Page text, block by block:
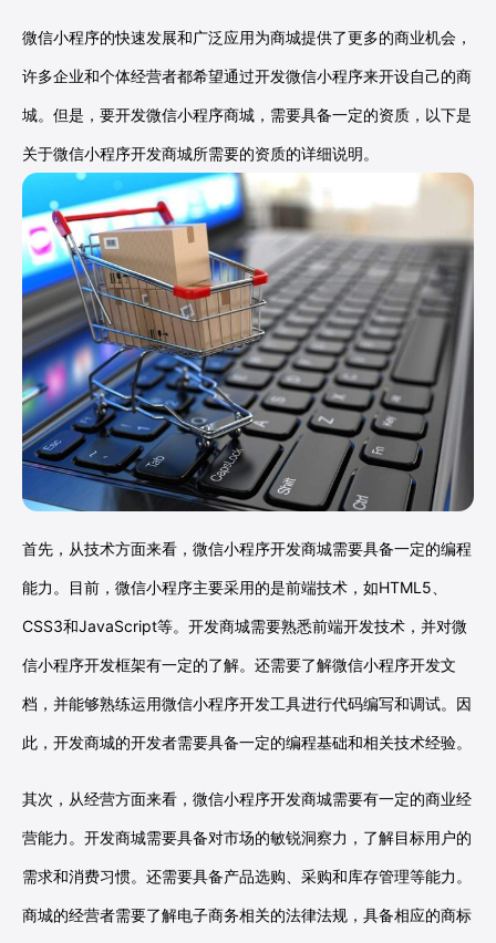
微信小程序的快速发展和广泛应用为商城提供了更多的商业机会，
许多企业和个体经营者都希望通过开发微信小程序来开设自己的商
城。但是，要开发微信小程序商城，需要具备一定的资质，以下是
关于微信小程序开发商城所需要的资质的详细说明。
首先，从技术方面来看，微信小程序开发商城需要具备一定的编程
能力。目前，微信小程序主要采用的是前端技术，如HTML5、
CSS3和JavaScript等。开发商城需要熟悉前端开发技术，并对微
信小程序开发框架有一定的了解。还需要了解微信小程序开发文
档，并能够熟练运用微信小程序开发工具进行代码编写和调试。因
此，开发商城的开发者需要具备一定的编程基础和相关技术经验。
其次，从经营方面来看，微信小程序开发商城需要有一定的商业经
营能力。开发商城需要具备对市场的敏锐洞察力，了解目标用户的
需求和消费习惯。还需要具备产品选购、采购和库存管理等能力。
商城的经营者需要了解电子商务相关的法律法规，具备相应的商标